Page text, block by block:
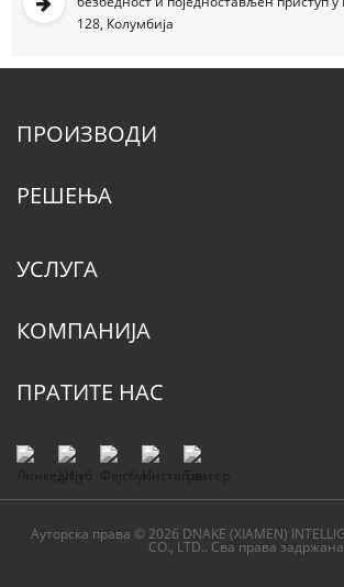
128, Колумбија
ПРОИЗВОДИ
РЕШЕЊА
УСЛУГА
КОМПАНИЈА
ПРАТИТЕ НАС
Ауторска права © 2026 DNAKE (XIAMEN)
CO., LTD.. Сва права задржана